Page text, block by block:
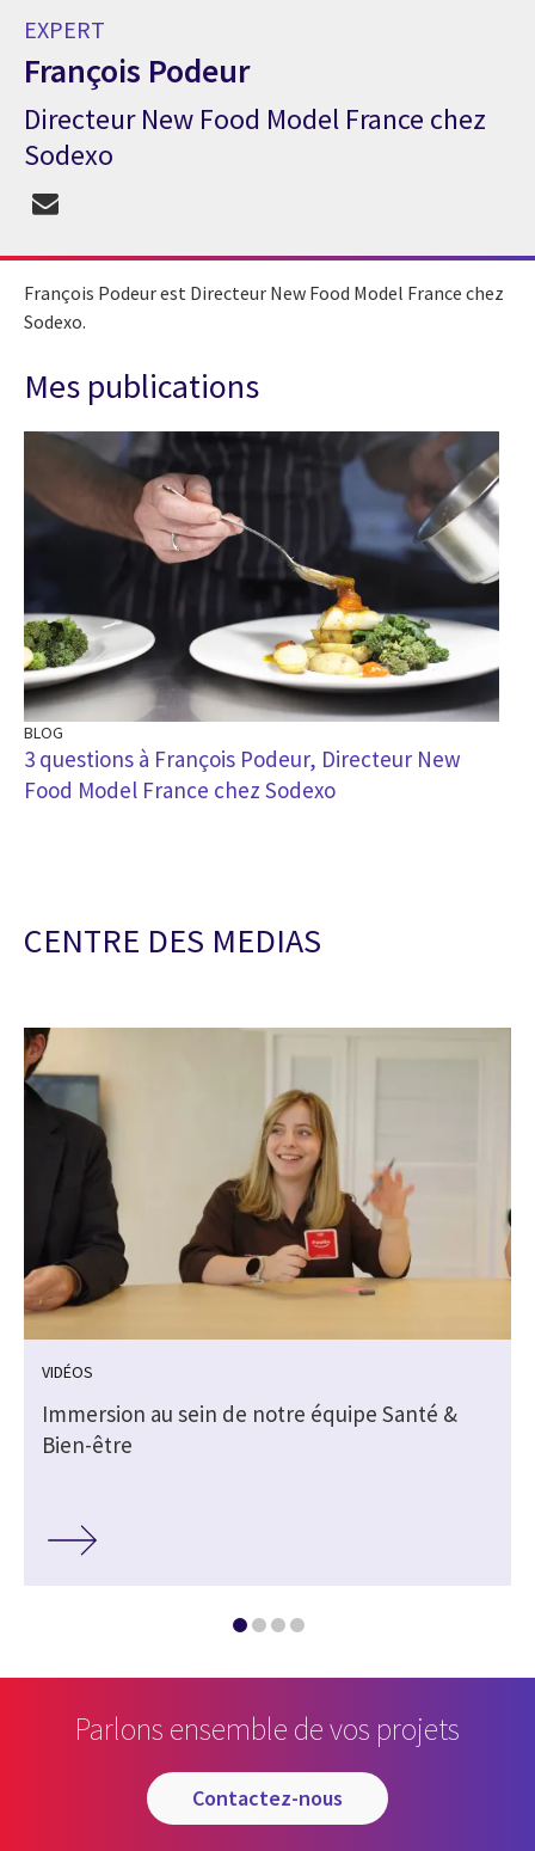
EXPERT
François Podeur
Expert François Podeur
Directeur New Food Model France chez
Sodexo
François Podeur est Directeur New Food Model France chez
Sodexo.
Mes publications
BLOG
3 questions à François Podeur, Directeur New
Food Model France chez Sodexo
CENTRE DES MEDIAS
VIDÉOS
Immersion au sein de notre équipe Santé &
Bien-être
Parlons ensemble de vos projets
contactez-nous